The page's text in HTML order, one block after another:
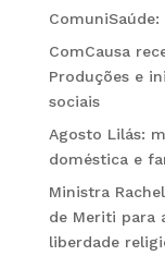
ComCausa
Produções e
sociais
Agosto Lilás:
doméstica e
Ministra
de Meriti para
liberdade